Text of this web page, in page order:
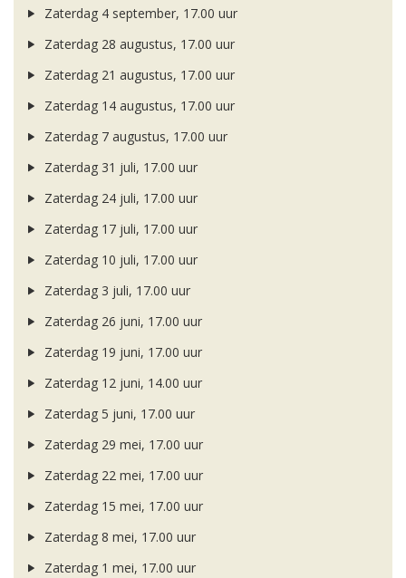
Zaterdag 4 september, 17.00 uur
Zaterdag 28 augustus, 17.00 uur
Zaterdag 21 augustus, 17.00 uur
Zaterdag 14 augustus, 17.00 uur
Zaterdag 7 augustus, 17.00 uur
Zaterdag 31 juli, 17.00 uur
Zaterdag 24 juli, 17.00 uur
Zaterdag 17 juli, 17.00 uur
Zaterdag 10 juli, 17.00 uur
Zaterdag 3 juli, 17.00 uur
Zaterdag 26 juni, 17.00 uur
Zaterdag 19 juni, 17.00 uur
Zaterdag 12 juni, 14.00 uur
Zaterdag 5 juni, 17.00 uur
Zaterdag 29 mei, 17.00 uur
Zaterdag 22 mei, 17.00 uur
Zaterdag 15 mei, 17.00 uur
Zaterdag 8 mei, 17.00 uur
Zaterdag 1 mei, 17.00 uur